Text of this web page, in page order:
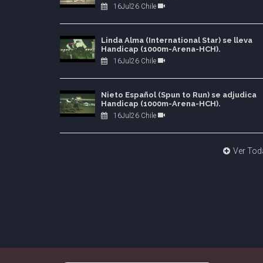
16Jul26 Chile
Linda Alma (International Star) se lleva
Handicap (1000m-Arena-HCH).
16Jul26 Chile
Nieto Español (Spun to Run) se adjudica
Handicap (1000m-Arena-HCH).
16Jul26 Chile
Ver